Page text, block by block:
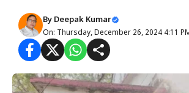
By Deepak Kumar
On: Thursday, December 26, 2024 4:11